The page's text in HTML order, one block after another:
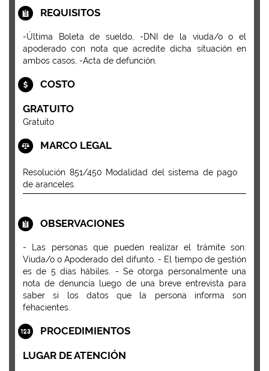
REQUISITOS
-Última Boleta de sueldo, -DNI de la viuda/o o el
apoderado con nota que acredite dicha situación en
ambos casos, -Acta de defunción.
COSTO
GRATUITO
Gratuito
MARCO LEGAL
Resolución 851/450 Modalidad del sistema de pago
de aranceles.
OBSERVACIONES
- Las personas que pueden realizar el trámite son:
Viuda/o o Apoderado del difunto. - El tiempo de gestión
es de 5 días hábiles. - Se otorga personalmente una
nota de denuncia luego de una breve entrevista para
saber si los datos que la persona informa son
fehacientes.
PROCEDIMIENTOS
LUGAR DE ATENCIÓN